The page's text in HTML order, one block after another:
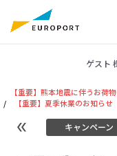
ゲスト
【重要】熊本地震に伴うお荷
/
【重要】夏季休業のお知らせ
キャンペーン